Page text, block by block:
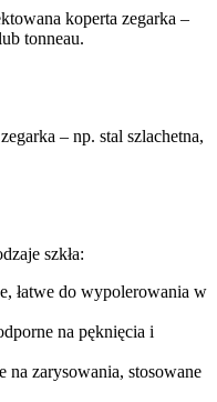
koperta zegarka –
tonneau.
– np. stal szlachetna,
szkła:
łatwe do wypolerowania w
na pęknięcia i
zarysowania, stosowane